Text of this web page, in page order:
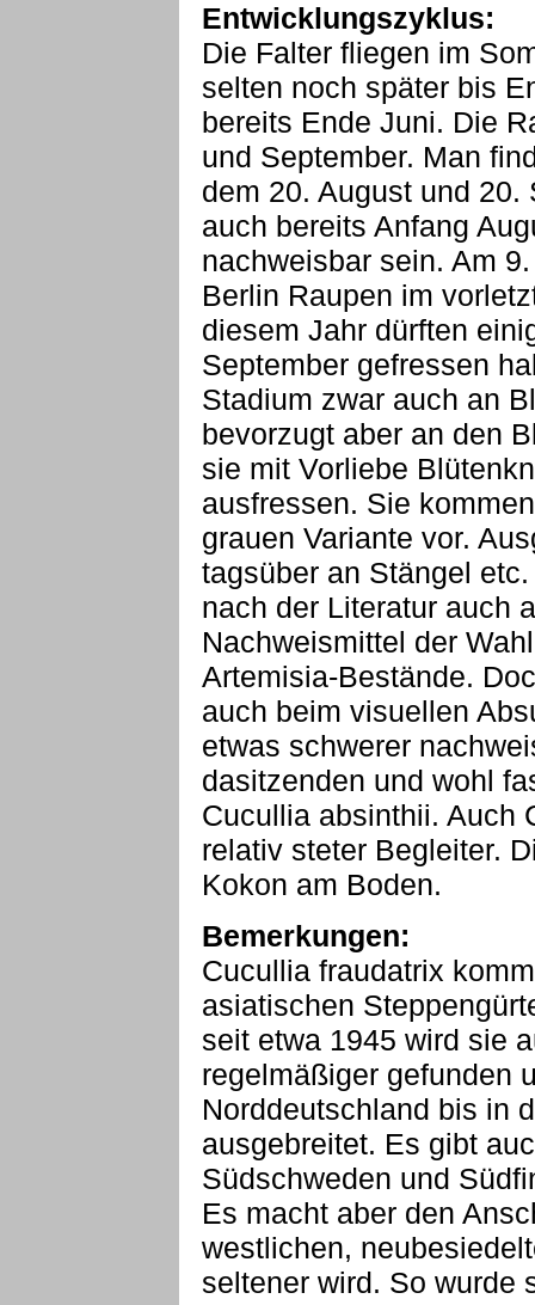
Entwicklungszyklus:
Die Falter fliegen im
selten noch später bis
bereits Ende Juni. Die
und September. Man
dem 20. August und 20.
auch bereits Anfang
nachweisbar sein. Am
Berlin Raupen im
diesem Jahr dürften
September gefressen
Stadium zwar auch an
bevorzugt aber an den
sie mit Vorliebe
ausfressen. Sie
grauen Variante vor.
tagsüber an Stängel
nach der Literatur auch
Nachweismittel der
Artemisia-Bestände.
auch beim visuellen
etwas schwerer
dasitzenden und wohl
Cucullia absinthii. Auch
relativ steter Begleiter.
Kokon am Boden.
Bemerkungen:
Cucullia fraudatrix
asiatischen
seit etwa 1945 wird sie
regelmäßiger gefunden
Norddeutschland bis in
ausgebreitet. Es gibt
Südschweden und
Es macht aber den
westlichen,
seltener wird. So wurde